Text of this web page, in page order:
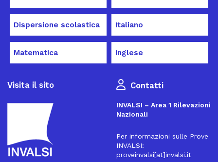
Dispersione scolastica Italiano
Matematica Inglese
Visita il sito Contatti
INVALSI – Area 1 Rilevazioni
Nazionali
Per informazioni sulle Prove
INVALSI:
proveinvalsi[at]invalsi.it